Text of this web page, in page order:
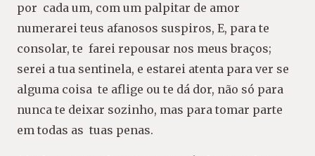
por cada um, com um palpitar de amor
numerarei teus afanosos suspiros, E, para te
consolar, te farei repousar nos meus braços;
serei a tua sentinela, e estarei atenta para ver se
alguma coisa te aflige ou te dá dor, não só para
nunca te deixar sozinho, mas para tomar parte
em todas as tuas penas.